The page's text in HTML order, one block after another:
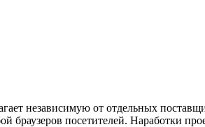
независимую от отдельных
браузеров посетителей. Наработки